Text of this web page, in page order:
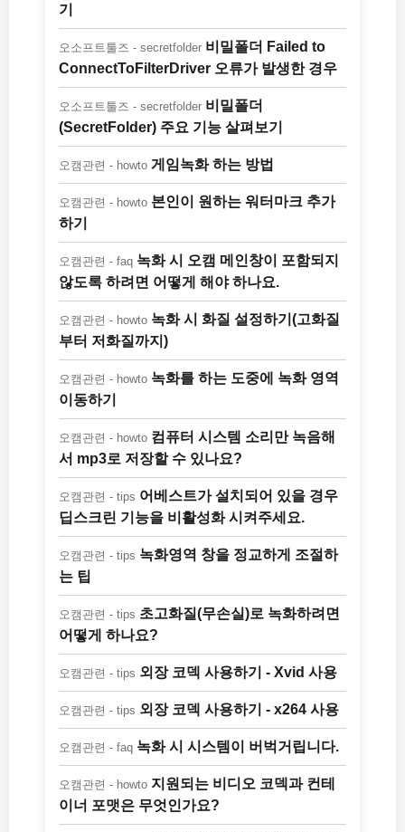
기
오소프트툴즈 - secretfolder 비밀폴더 Failed to
ConnectToFilterDriver 오류가 발생한 경우
오소프트툴즈 - secretfolder 비밀폴더
(SecretFolder) 주요 기능 살펴보기
오캠관련 - howto 게임녹화 하는 방법
오캠관련 - howto 본인이 원하는 워터마크 추가
하기
오캠관련 - faq 녹화 시 오캠 메인창이 포함되지
않도록 하려면 어떻게 해야 하나요.
오캠관련 - howto 녹화 시 화질 설정하기(고화질
부터 저화질까지)
오캠관련 - howto 녹화를 하는 도중에 녹화 영역
이동하기
오캠관련 - howto 컴퓨터 시스템 소리만 녹음해
서 mp3로 저장할 수 있나요?
오캠관련 - tips 어베스트가 설치되어 있을 경우
딥스크린 기능을 비활성화 시켜주세요.
오캠관련 - tips 녹화영역 창을 정교하게 조절하
는 팁
오캠관련 - tips 초고화질(무손실)로 녹화하려면
어떻게 하나요?
오캠관련 - tips 외장 코덱 사용하기 - Xvid 사용
오캠관련 - tips 외장 코덱 사용하기 - x264 사용
오캠관련 - faq 녹화 시 시스템이 버벅거립니다.
오캠관련 - howto 지원되는 비디오 코덱과 컨테
이너 포맷은 무엇인가요?